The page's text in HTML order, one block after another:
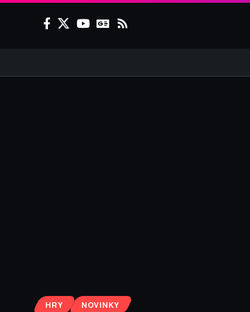
HRY NOVINKY